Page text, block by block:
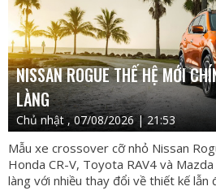
NISSAN ROGUE THẾ HỆ MỚI
LÀNG
Chủ nhật , 07/08/2026 | 21:53
Mẫu xe crossover cỡ nhỏ Nissan
Honda CR-V, Toyota RAV4 và
làng với nhiều thay đổi về thiết kế lẫn